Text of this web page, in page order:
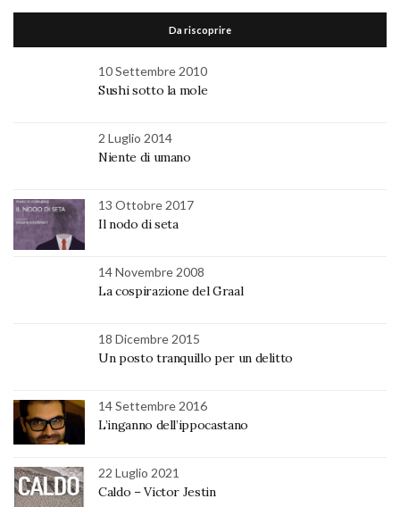
Da riscoprire
10 Settembre 2010
Sushi sotto la mole
2 Luglio 2014
Niente di umano
13 Ottobre 2017
Il nodo di seta
14 Novembre 2008
La cospirazione del Graal
18 Dicembre 2015
Un posto tranquillo per un delitto
14 Settembre 2016
L’inganno dell’ippocastano
22 Luglio 2021
Caldo – Victor Jestin